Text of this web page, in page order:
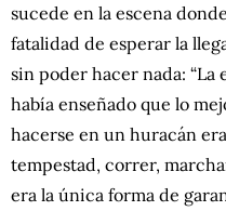
sucede en la escena
fatalidad de esperar la
sin poder hacer nada: “La
había enseñado que lo
hacerse en un huracán
tempestad, correr,
era la única forma de